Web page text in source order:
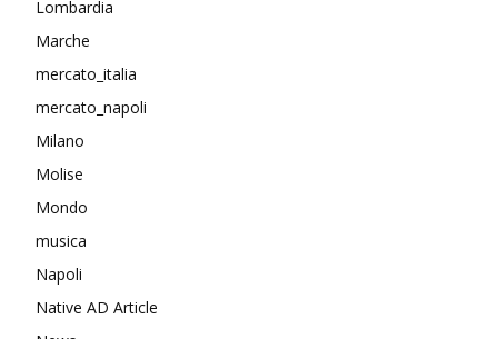
Lombardia
Marche
mercato_italia
mercato_napoli
Milano
Molise
Mondo
musica
Napoli
Native AD Article